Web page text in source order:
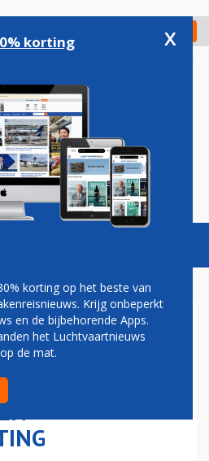
Check in
Podcasts Vacatures
AIRPORT
korting x
korting op het beste van
Krijg onbeperkt
en de bijbehorende Apps.
het Luchtvaartnieuws
de mat.